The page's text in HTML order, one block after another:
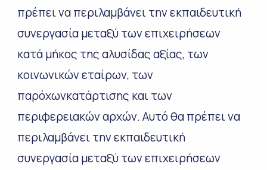
πρέπει να περιλαμβάνει την εκπαιδευτική
συνεργασία μεταξύ των επιχειρήσεων
κατά μήκος της αλυσίδας αξίας, των
κοινωνικών εταίρων, των
παρόχωνκατάρτισης και των
περιφερειακών αρχών. Αυτό θα πρέπει να
περιλαμβάνει την εκπαιδευτική
συνεργασία μεταξύ των επιχειρήσεων